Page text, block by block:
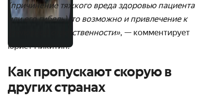
(причинение тяжкого вреда здоровью пациента
или его гибель), то возможно и привлечение к
уголовной ответственности», — комментирует
юрист Никитин.
Как пропускают скорую в
других странах